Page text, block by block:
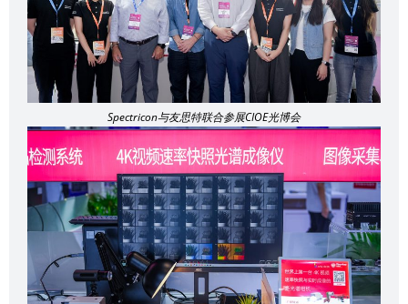
Spectricon与友思特联合参展CIOE光博会